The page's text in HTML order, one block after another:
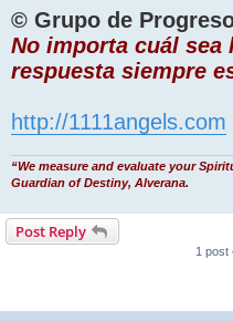
© Grupo de
No importa cuál sea
respuesta siempre
http://1111angels.com
“We measure and evaluate your
Guardian of Destiny, Alverana.
Post Reply
1 post